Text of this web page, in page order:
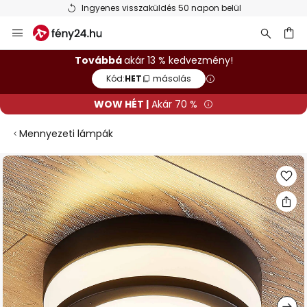
Ingyenes visszaküldés 50 napon belül
Ugrás
a
tartalomhozTovábbáakár 13 % kedvezmény!
Kód:HET másolás
WOW HÉT | Akár 70 %
Mennyezeti lámpák
Ugrás
a
képgaléria
végére